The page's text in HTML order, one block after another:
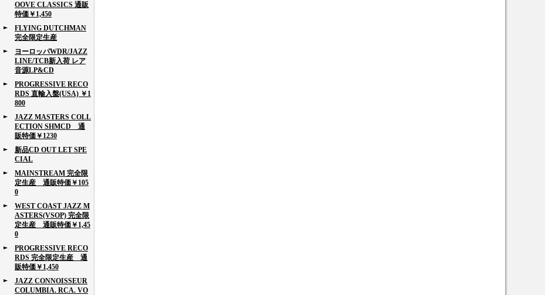
OOVE CLASSICS 通販
特価￥1,450
FLYING DUTCHMAN
完全限定生産
ヨーロッパWDR/JAZZ
LINE/TCB新入荷 レア
音源LP&CD
PROGRESSIVE RECO
RDS 直輸入盤(USA) ￥1
800
JAZZ MASTERS COLL
ECTION SHMCD 通
販特価￥1230
新品CD OUT LET SPE
CIAL
MAINSTREAM 完全限
定生産 通販特価￥105
0
WEST COAST JAZZ M
ASTERS(VSOP) 完全限
定生産 通販特価￥1,45
0
PROGRESSIVE RECO
RDS 完全限定生産 通
販特価￥1,450
JAZZ CONNOISSEUR
COLUMBIA. RCA. VO